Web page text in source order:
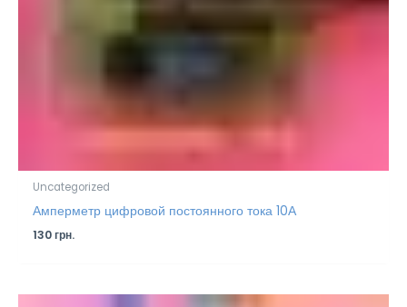
Uncategorized
Амперметр цифровой постоянного тока 10А
130грн.